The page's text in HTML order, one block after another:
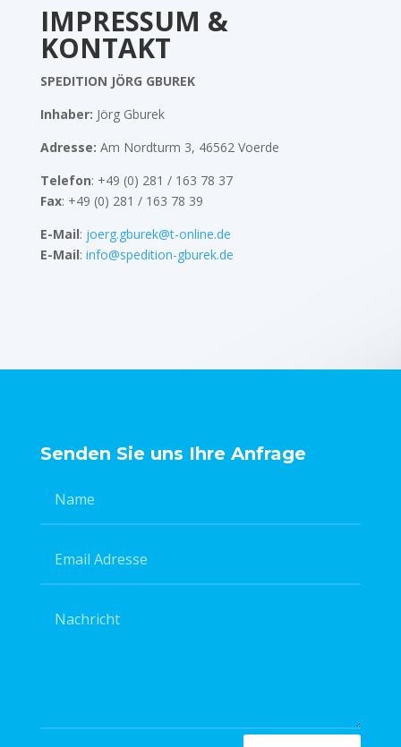
IMPRESSUM &
KONTAKT
SPEDITION JÖRG GBUREK
Inhaber: Jörg Gburek
Adresse: Am Nordturm 3, 46562 Voerde
Telefon: +49 (0) 281 / 163 78 37
Fax: +49 (0) 281 / 163 78 39
E-Mail: joerg.gburek@t-online.de
E-Mail: info@spedition-gburek.de
Senden Sie uns Ihre Anfrage